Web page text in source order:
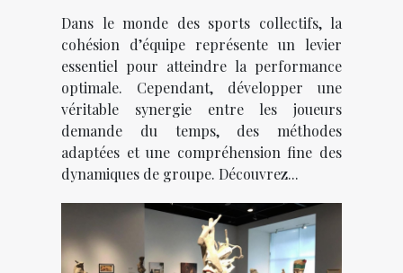
Dans le monde des sports collectifs, la
cohésion d’équipe représente un levier
essentiel pour atteindre la performance
optimale. Cependant, développer une
véritable synergie entre les joueurs
demande du temps, des méthodes
adaptées et une compréhension fine des
dynamiques de groupe. Découvrez...